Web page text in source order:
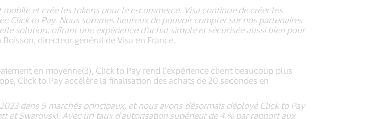
et crée les tokens pour le e-commerce, Visa continue de créer les
Click to Pay. Nous sommes heureux de pouvoir compter sur nos partenaires
solution, offrant une expérience d'achat simple et sécurisée aussi bien pour
directeur général de Visa en France.
en moyenne(3), Click to Pay rend l'expérience client beaucoup plus
Click to Pay accélère la finalisation des achats de 20 secondes en
dans 5 marchés principaux, et nous avons désormais déployé Click to Pay
et Swarovski. Avec un taux d'autorisation supérieur de 4 % par rapport aux